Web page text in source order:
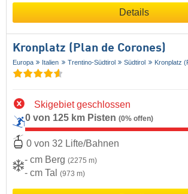
Details
Kronplatz (Plan de Corones)
Europa Italien Trentino-Südtirol Südtirol Kronplatz
Skigebiet geschlossen
0 von 125 km Pisten (0% offen)
0 von 32 Lifte/Bahnen
- cm Berg (2275 m)
- cm Tal (973 m)